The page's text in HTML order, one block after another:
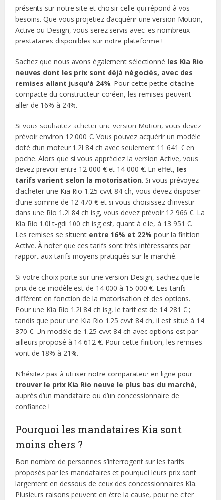
présents sur notre site et choisir celle qui répond à vos
besoins. Que vous projetiez d’acquérir une version Motion,
Active ou Design, vous serez servis avec les nombreux
prestataires disponibles sur notre plateforme !
Sachez que nous avons également sélectionné les Kia Rio
neuves dont les prix sont déjà négociés, avec des
remises allant jusqu’à 24%. Pour cette petite citadine
compacte du constructeur coréen, les remises peuvent
aller de 16% à 24%.
Si vous souhaitez acheter une version Motion, vous devez
prévoir environ 12 000 €. Vous pouvez acquérir un modèle
doté d’un moteur 1.2l 84 ch avec seulement 11 641 € en
poche. Alors que si vous appréciez la version Active, vous
devez prévoir entre 12 000 € et 14 000 €. En effet, les
tarifs varient selon la motorisation. Si vous prévoyez
d’acheter une Kia Rio 1.25 cvvt 84 ch, vous devez disposer
d’une somme de 12 470 € et si vous choisissez d’investir
dans une Rio 1.2l 84 ch isg, vous devez prévoir 12 966 €. La
Kia Rio 1.0l t-gdi 100 ch isg est, quant à elle, à 13 951 €.
Les remises se situent entre 16% et 22% pour la finition
Active. À noter que ces tarifs sont très intéressants par
rapport aux tarifs moyens pratiqués sur le marché.
Si votre choix porte sur une version Design, sachez que le
prix de ce modèle est de 14 000 à 15 000 €. Les tarifs
diffèrent en fonction de la motorisation et des options.
Pour une Kia Rio 1.2l 84 ch isg, le tarif est de 14 281 € ;
tandis que pour une Kia Rio 1.25 cvvt 84 ch, il est situé à 14
370 €. Un modèle de 1.25 cvvt 84 ch avec options est par
ailleurs proposé à 14 612 €. Pour cette finition, les remises
vont de 18% à 21%.
N’hésitez pas à utiliser notre comparateur en ligne pour
trouver le prix Kia Rio neuve le plus bas du marché,
auprès d’un mandataire ou d’un concessionnaire de
confiance !
Pourquoi les mandataires Kia sont
moins chers ?
Bon nombre de personnes s’interrogent sur les tarifs
proposés par les mandataires et pourquoi leurs prix sont
largement en dessous de ceux des concessionnaires Kia.
Plusieurs raisons peuvent en être la cause, pour ne citer